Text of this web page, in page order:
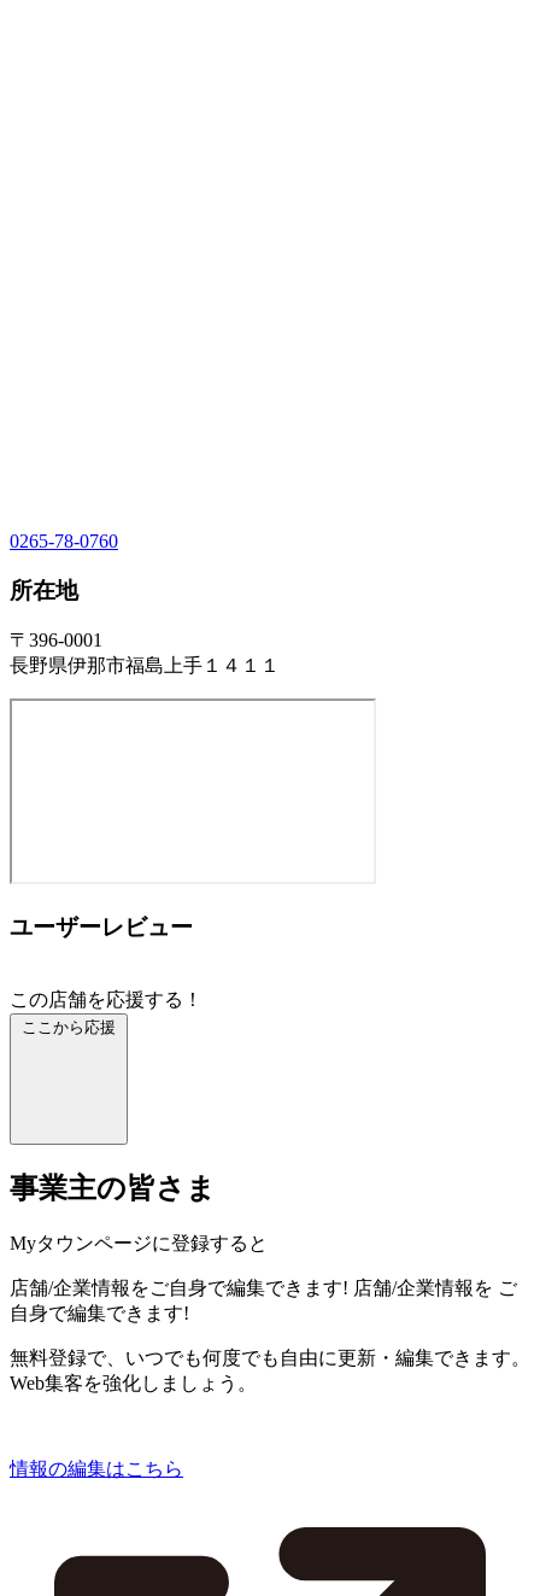
0265-78-0760
所在地
〒396-0001
長野県伊那市福島上手１４１１
ユーザーレビュー
この店舗を応援する！
ここから応援
事業主の皆さま
Myタウンページに登録すると
店舗/企業情報をご自身で編集できます! 店舗/企業情報を ご
自身で編集できます!
無料登録で、いつでも何度でも自由に更新・編集できます。
Web集客を強化しましょう。
情報の編集はこちら